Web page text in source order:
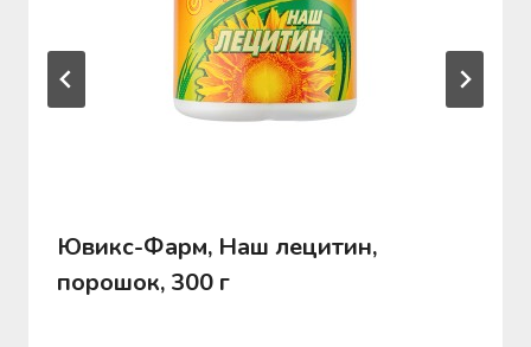
Ювикс-Фарм, Наш лецитин,
порошок, 300 г